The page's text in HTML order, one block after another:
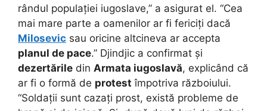
rândul populației iugoslave,” a asigurat el. “Cea
mai mare parte a oamenilor ar fi fericiți dacă
Milosevic sau oricine altcineva ar accepta
planul de pace.” Djindjic a confirmat și
dezertările din Armata iugoslavă, explicând că
ar fi o formă de protest împotriva războiului.
“Soldații sunt cazați prost, există probleme de